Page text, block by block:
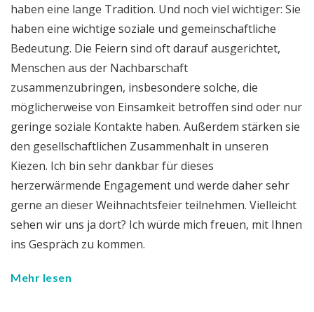
haben eine lange Tradition. Und noch viel wichtiger: Sie
haben eine wichtige soziale und gemeinschaftliche
Bedeutung. Die Feiern sind oft darauf ausgerichtet,
Menschen aus der Nachbarschaft
zusammenzubringen, insbesondere solche, die
möglicherweise von Einsamkeit betroffen sind oder nur
geringe soziale Kontakte haben. Außerdem stärken sie
den gesellschaftlichen Zusammenhalt in unseren
Kiezen. Ich bin sehr dankbar für dieses
herzerwärmende Engagement und werde daher sehr
gerne an dieser Weihnachtsfeier teilnehmen. Vielleicht
sehen wir uns ja dort? Ich würde mich freuen, mit Ihnen
ins Gespräch zu kommen.
Mehr lesen